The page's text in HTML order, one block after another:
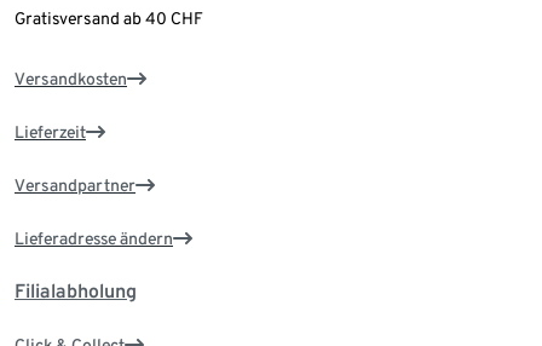
Gratisversand ab 40 CHF
Versandkosten
Lieferzeit
Versandpartner
Lieferadresse ändern
Filialabholung